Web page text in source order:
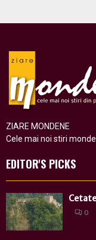
ZIARE MONDENE
Cele mai noi stiri
EDITOR'S PICKS
0